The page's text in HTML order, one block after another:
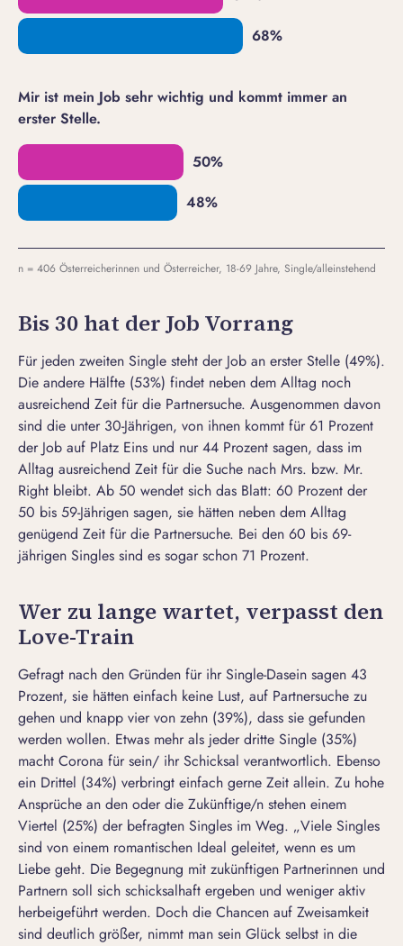
Mir ist mein Job sehr wichtig und kommt immer an
erster Stelle.
n = 406 Österreicherinnen und Österreicher, 18-69 Jahre, Single/alleinstehend
Bis 30 hat der Job Vorrang
Für jeden zweiten Single steht der Job an erster Stelle (49%).
Die andere Hälfte (53%) findet neben dem Alltag noch
ausreichend Zeit für die Partnersuche. Ausgenommen davon
sind die unter 30-Jährigen, von ihnen kommt für 61 Prozent
der Job auf Platz Eins und nur 44 Prozent sagen, dass im
Alltag ausreichend Zeit für die Suche nach Mrs. bzw. Mr.
Right bleibt. Ab 50 wendet sich das Blatt: 60 Prozent der
50 bis 59-Jährigen sagen, sie hätten neben dem Alltag
genügend Zeit für die Partnersuche. Bei den 60 bis 69-
jährigen Singles sind es sogar schon 71 Prozent.
Wer zu lange wartet, verpasst den
Love-Train
Gefragt nach den Gründen für ihr Single-Dasein sagen 43
Prozent, sie hätten einfach keine Lust, auf Partnersuche zu
gehen und knapp vier von zehn (39%), dass sie gefunden
werden wollen. Etwas mehr als jeder dritte Single (35%)
macht Corona für sein/ ihr Schicksal verantwortlich. Ebenso
ein Drittel (34%) verbringt einfach gerne Zeit allein. Zu hohe
Ansprüche an den oder die Zukünftige/n stehen einem
Viertel (25%) der befragten Singles im Weg. „Viele Singles
sind von einem romantischen Ideal geleitet, wenn es um
Liebe geht. Die Begegnung mit zukünftigen Partnerinnen und
Partnern soll sich schicksalhaft ergeben und weniger aktiv
herbeigeführt werden. Doch die Chancen auf Zweisamkeit
sind deutlich größer, nimmt man sein Glück selbst in die